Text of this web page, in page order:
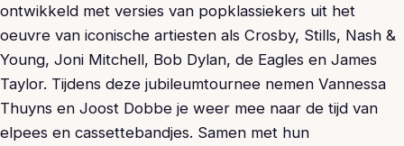
ontwikkeld met versies van popklassiekers uit het
oeuvre van iconische artiesten als Crosby, Stills, Nash &
Young, Joni Mitchell, Bob Dylan, de Eagles en James
Taylor. Tijdens deze jubileumtournee nemen Vannessa
Thuyns en Joost Dobbe je weer mee naar de tijd van
elpees en cassettebandjes. Samen met hun